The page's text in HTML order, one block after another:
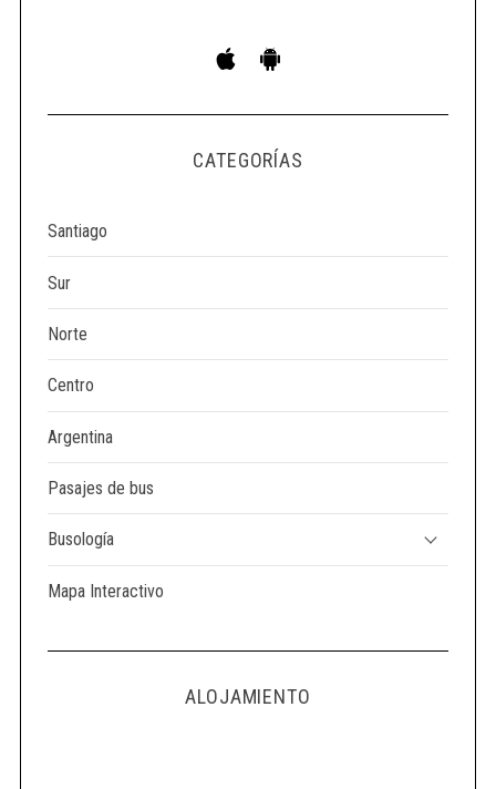
CATEGORÍAS
Santiago
Sur
Norte
Centro
Argentina
Pasajes de bus
Busología
Mapa Interactivo
ALOJAMIENTO
r
r